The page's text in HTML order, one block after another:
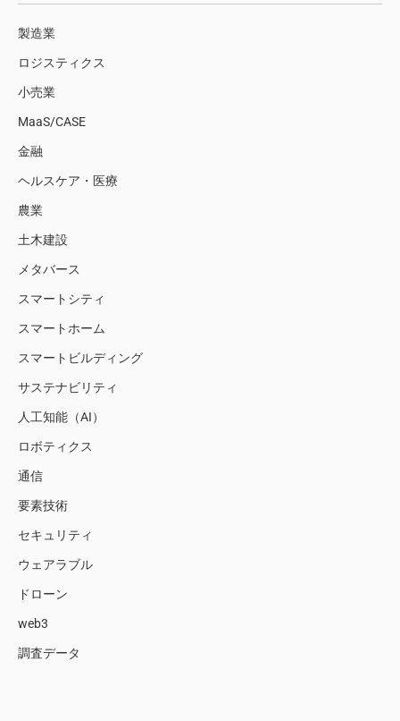
製造業
ロジスティクス
小売業
MaaS/CASE
金融
ヘルスケア・医療
農業
土木建設
メタバース
スマートシティ
スマートホーム
スマートビルディング
サステナビリティ
人工知能（AI）
ロボティクス
通信
要素技術
セキュリティ
ウェアラブル
ドローン
web3
調査データ